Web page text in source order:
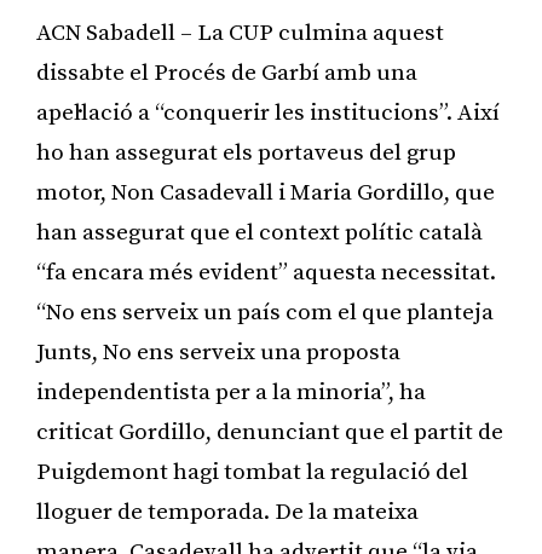
ACN Sabadell – La CUP culmina aquest
dissabte el Procés de Garbí amb una
apel·lació a “conquerir les institucions”. Així
ho han assegurat els portaveus del grup
motor, Non Casadevall i Maria Gordillo, que
han assegurat que el context polític català
“fa encara més evident” aquesta necessitat.
“No ens serveix un país com el que planteja
Junts, No ens serveix una proposta
independentista per a la minoria”, ha
criticat Gordillo, denunciant que el partit de
Puigdemont hagi tombat la regulació del
lloguer de temporada. De la mateixa